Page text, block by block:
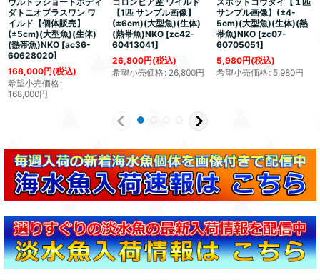
ダトニオプラスワン ワ
イルド【個体販売】
(±5cm)(大型魚)(生体)
(熱帯魚)NKO [ac36-
60628020]
168,000円(税込)
希望小売価格:
168,000円
【1匹 サンプル画像】
(±6cm)(大型魚)(生体)
(熱帯魚)NKO [zc42-
60413041]
26,800円(税込)
希望小売価格: 26,800円
サンプル画像】(±4-
5cm)(大型魚)(生体)(熱
帯魚)NKO [zc07-
60705051]
5,980円(税込)
希望小売価格 : 5,980円